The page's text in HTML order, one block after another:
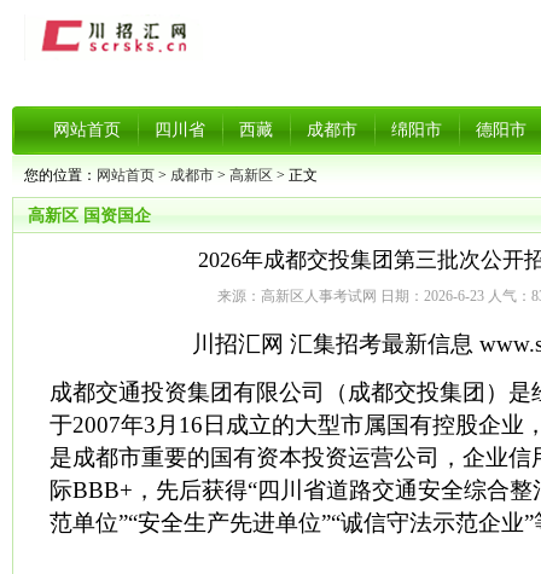
网站首页 四川省 西藏 成都市 绵阳市 德阳市
您的位置： 网站首页 > 成都市 > 高新区 > 正文
高新区 国资国企
2026年成都交投集团第三批次公开
来源：高新区人事考试网 日期：2026-6-23 人气：
川招汇网 汇集招考最新信息
成都交通投资集团有限公司（成都交投集团）
于2007年3月16日成立的大型市属国有控股企业
是成都市重要的国有资本投资运营公司，企业
际BBB+，先后获得“四川省道路交通安全综合整
范单位”“安全生产先进单位”“诚信守法示范企业